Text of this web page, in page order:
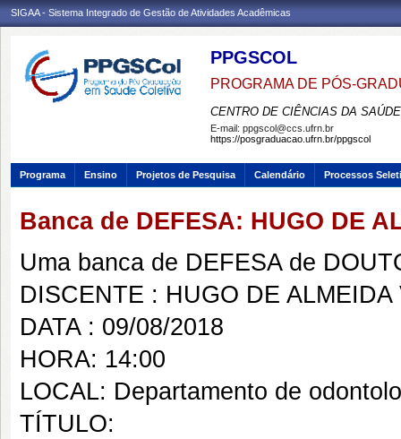
SIGAA - Sistema Integrado de Gestão de Atividades Acadêmicas
PPGSCOL
PROGRAMA DE PÓS-
CENTRO DE CIÊNCIAS DA SAÚDE
E-mail: ppgscol@ccs.ufrn.br
https://posgraduacao.ufrn.br/ppgscol
Programa Ensino Projetos de Pesquisa Calendário Processos
Banca de DEFESA: HUGO DE
Uma banca de DEFESA de
DISCENTE : HUGO DE ALMEIDA
DATA : 09/08/2018
HORA: 14:00
LOCAL: Departamento de
TÍTULO: